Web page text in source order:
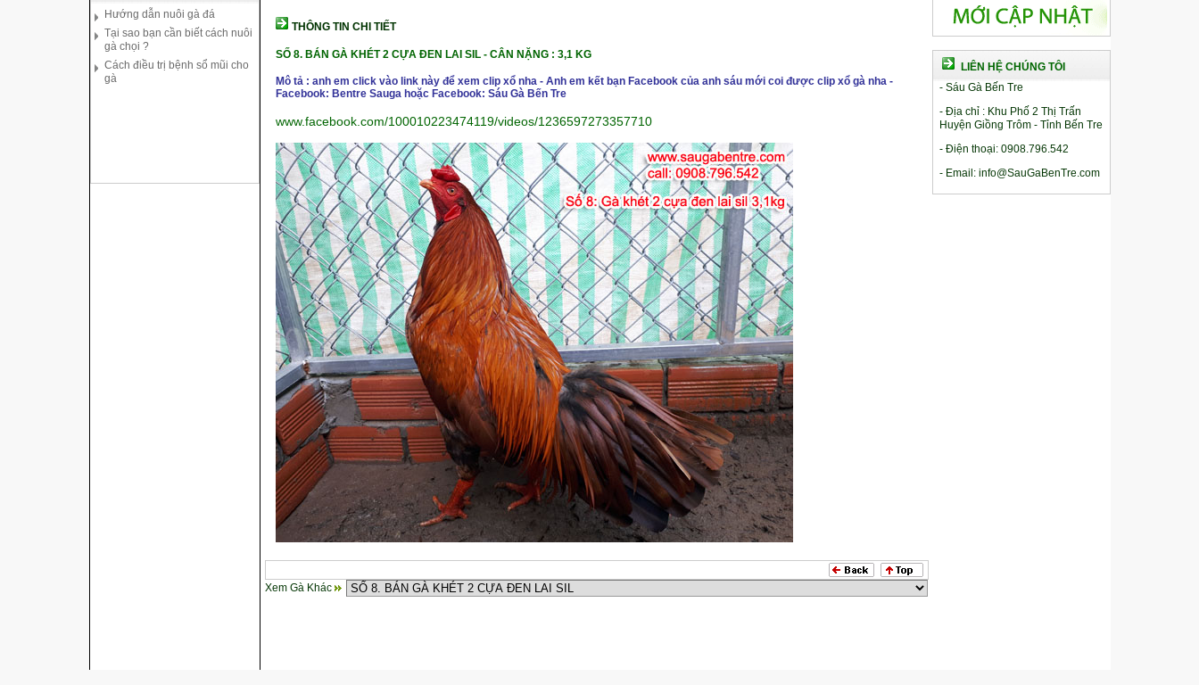
Tại sao bạn cần biết cách nuôi
gà chọi ?
Cách điều trị bệnh sổ mũi cho
gà
THÔNG TIN CHI TIẾT
SỐ 8. BÁN GÀ KHÉT 2 CỰA ĐEN LAI SIL - CÂN NẶNG : 3,1 KG
Mô tả : anh em click vào link này để xem clip xổ nha - Anh em kết bạn Facebook của anh sáu mới coi được clip xổ gà nha -
Facebook: Bentre Sauga hoặc Facebook: Sáu Gà Bến Tre
www.facebook.com/100010223474119/videos/1236597273357710
Xem Gà Khác
LIÊN HỆ CHÚNG TÔI
- Sáu Gà Bến Tre
- Địa chỉ : Khu Phố 2 Thị Trấn
Huyện Giồng Trôm - Tỉnh Bến Tre
- Điện thoại: 0908.796.542
- Email: info@SauGaBenTre.com